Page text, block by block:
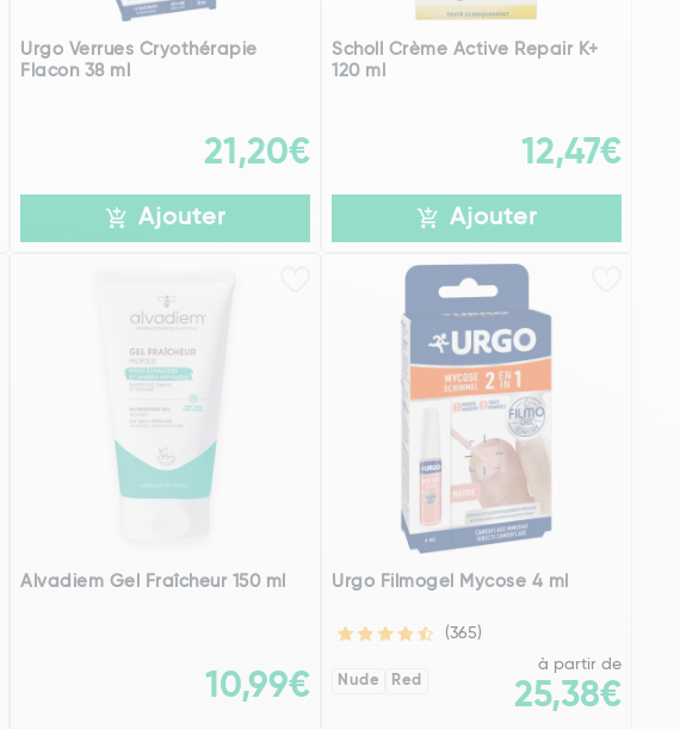
Urgo Verrues Cryothérapie
Flacon 38 ml
21,20€
Ajouter
Scholl Crème Active Repair K+
120 ml
12,47€
Ajouter
Alvadiem Gel Fraîcheur 150 ml
10,99€
Urgo Filmogel Mycose 4 ml
(365)
Nude Red
à partir de
25,38€